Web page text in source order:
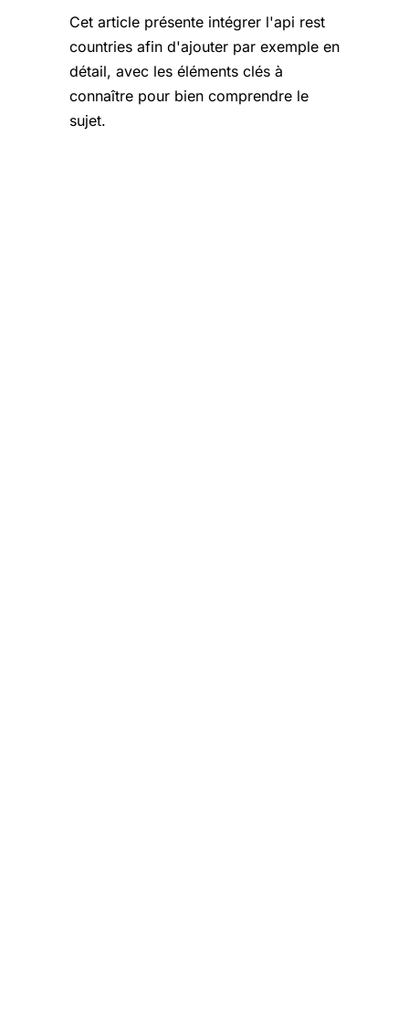
Cet article présente intégrer l'api rest
countries afin d'ajouter par exemple en
détail, avec les éléments clés à
connaître pour bien comprendre le
sujet.